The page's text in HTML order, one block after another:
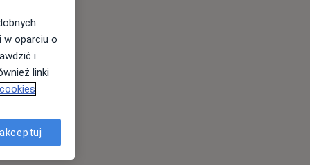
w oparciu o
i
linki